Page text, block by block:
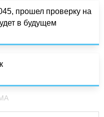
прошел проверку на
в будущем